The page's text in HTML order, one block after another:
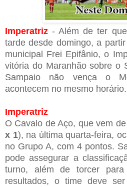
Imperatriz - Além de ter
tarde desde domingo, a
municipal Frei Epifânio, o
vitória do Maranhão sobre o
Sampaio não vença o
acontecem no mesmo horário.
Imperatriz
O Cavalo de Aço, que vem
x 1), na última quarta-feira,
no Grupo A, com 4 pontos.
pode assegurar a
turno, além de torcer
resultados, o time deve